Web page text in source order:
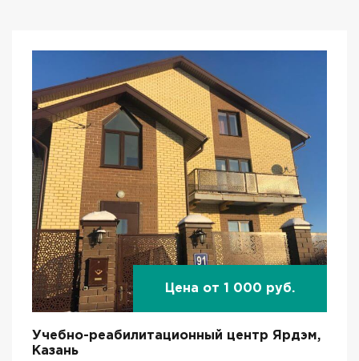
Цена от 1 000 руб.
Учебно-реабилитационный центр Ярдэм,
Казань